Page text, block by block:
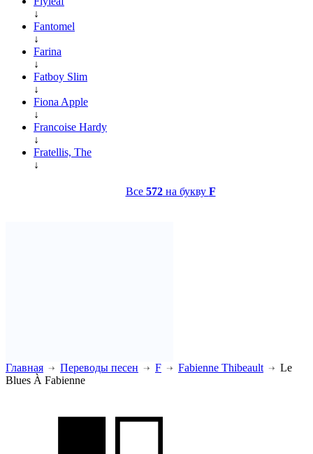
↓
Fantomel
↓
Farina
↓
Fatboy Slim
↓
Fiona Apple
↓
Francoise Hardy
↓
Fratellis, The
↓
Все 572на букву F
Главная Переводы песен F Fabienne Thibeault
Le
Blues À Fabienne